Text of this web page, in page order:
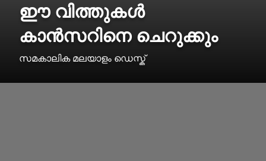
ഈ വിത്തുകൾ
കാൻസറിനെ ചെറുക്കും
സമകാലിക മലയാളം ഡെസ്ക്